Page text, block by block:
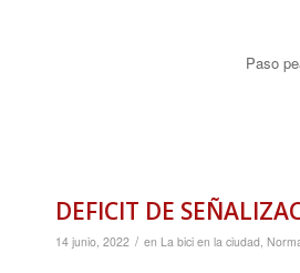
Paso
DEFICIT DE
14 junio, 2022 / en La bici en la ciudad